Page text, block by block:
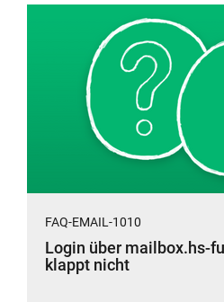
FAQ-EMAIL-1010
Login über mailbox.hs-
klappt nicht